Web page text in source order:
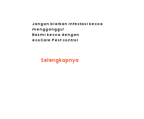
Jangan biarkan infestasi kecoa
mengganggu!
Basmi kecoa dengan
ecoCare Pest control
Selengkapnya